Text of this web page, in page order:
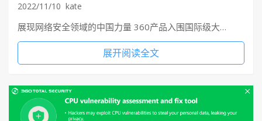
2022/11/10 kate
展现网络安全领域的中国力量 360产品入围国际级大…
展开阅读全文